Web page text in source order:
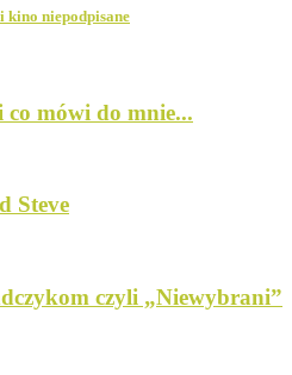
kino niepodpisane
mówi do mnie...
Steve
czyli „Niewybrani”